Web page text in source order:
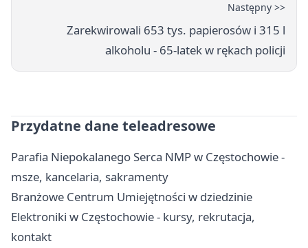
Następny >>
Zarekwirowali 653 tys. papierosów i 315 l
alkoholu - 65-latek w rękach policji
Przydatne dane teleadresowe
Parafia Niepokalanego Serca NMP w Częstochowie -
msze, kancelaria, sakramenty
Branżowe Centrum Umiejętności w dziedzinie
Elektroniki w Częstochowie - kursy, rekrutacja,
kontakt